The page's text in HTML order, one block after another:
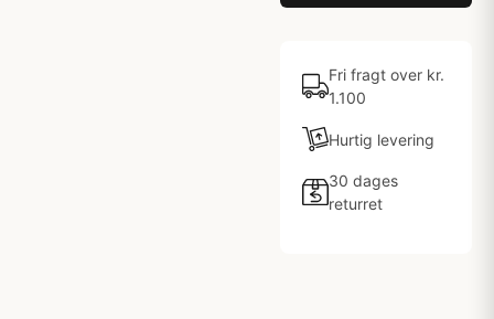
Fri fragt over kr.
1.100
Hurtig levering
30 dages
returret